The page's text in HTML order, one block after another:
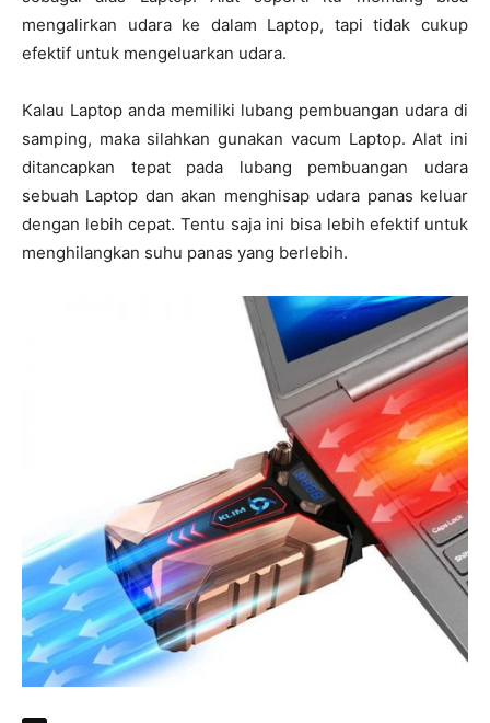
mengalirkan udara ke dalam Laptop, tapi tidak cukup
efektif untuk mengeluarkan udara.
Kalau Laptop anda memiliki lubang pembuangan udara di
samping, maka silahkan gunakan vacum Laptop. Alat ini
ditancapkan tepat pada lubang pembuangan udara
sebuah Laptop dan akan menghisap udara panas keluar
dengan lebih cepat. Tentu saja ini bisa lebih efektif untuk
menghilangkan suhu panas yang berlebih.